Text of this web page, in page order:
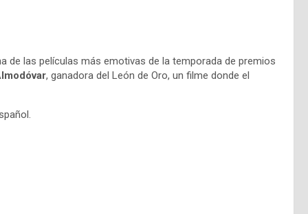
de las películas más emotivas de la temporada de premios
, ganadora del León de Oro, un filme donde el